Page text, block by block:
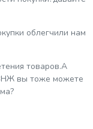
облегчили нам
товаров.А
вы тоже можете